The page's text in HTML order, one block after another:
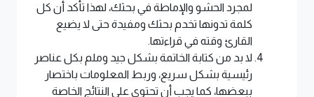
لمجرد الحشو والإماطة في بحثك، لهذا تأكد أن كل
كلمة تدونها تخدم بحثك ومفيدة حتى لا يضيع
القارئ وقته في قراءتها.
لا بد من كتابة الخاتمة بشكل جيد وملم بكل عناصر
رئيسية بشكل سريع، وربط المعلومات باختصار
ببعضها، كما يجب أن تحتوي على النتائج الخاصة